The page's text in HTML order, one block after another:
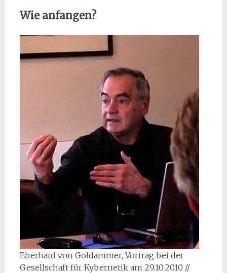
Wie anfangen?
Eberhard von Goldammer, Vortrag bei der
Gesellschaft für Kybernetik am 29.10.2010 //